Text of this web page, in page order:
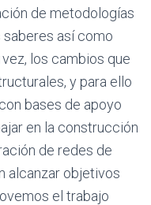
de metodologías
así como
los cambios que
y para ello
bases de apoyo
en la construcción
de redes de
alcanzar objetivos
el trabajo